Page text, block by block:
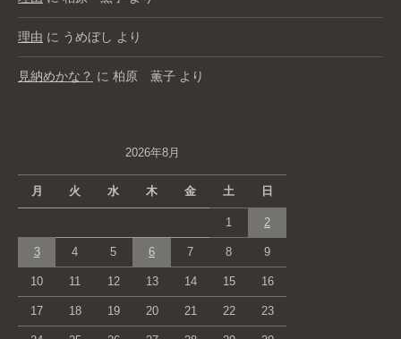
理由 に うめぼし より
見納めかな？ に 柏原 薫子 より
2026年8月
月 火 水 木 金 土 日
1 2
3 4 5 6 7 8 9
10 11 12 13 14 15 16
17 18 19 20 21 22 23